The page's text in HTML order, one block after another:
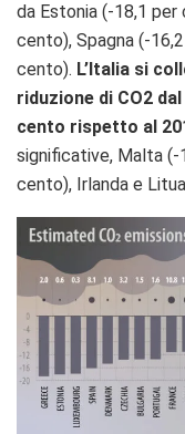
da Estonia (-18,1
cento), Spagna (-
cento). L’Italia si
riduzione di CO2
cento rispetto al
significative, Malta (-
cento), Irlanda e